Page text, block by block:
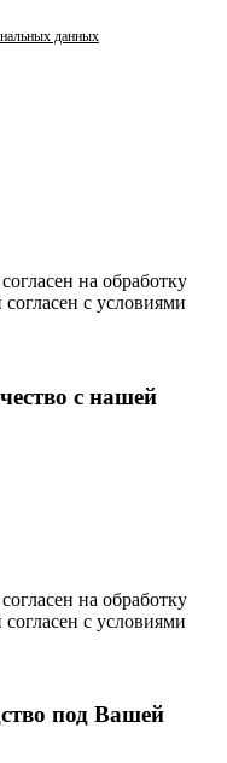
данных
на обработку
с условиями
с нашей
на обработку
с условиями
под Вашей